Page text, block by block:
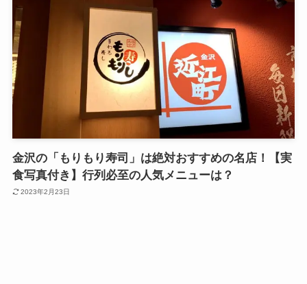
金沢の「もりもり寿司」は絶対おすすめの名店！【実
食写真付き】行列必至の人気メニューは？
2023年2月23日